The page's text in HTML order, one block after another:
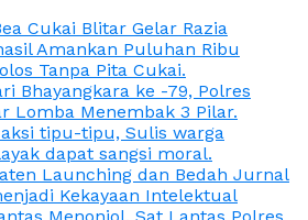
Cukai Blitar Gelar Razia
Amankan Puluhan Ribu
Tanpa Pita Cukai.
Bhayangkara ke -79, Polres
Lomba Menembak 3 Pilar.
tipu-tipu, Sulis warga
dapat sangsi moral.
Launching dan Bedah Jurnal
Kekayaan Intelektual